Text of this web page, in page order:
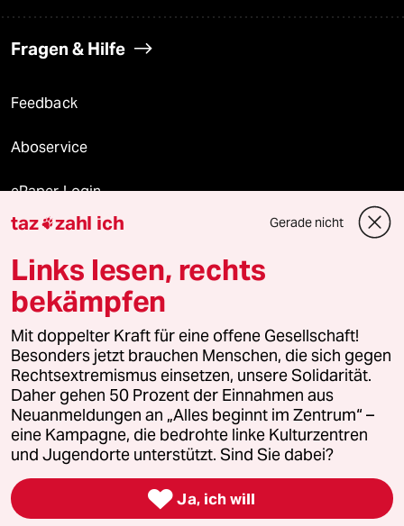
Fragen & Hilfe
Feedback
Aboservice
ePaper Login
Downloads für Abonnierende
© 2026 taz Verlags und Vertriebs GmbH
Alle Rechte vorbehalten. Bei rechtlichen Fragen oder für Genehmigungen
wenden Sie sich bitte an
lizenzen@taz.de
Feedback Redaktionsstatut Kommune-Richtlinien
Leitlinie Informant Datenschutz Impressum AGB
Seitenwende Einwilligungen widerrufen (Ads)
taz zahl ich Gerade nicht
Links lesen, rechts
bekämpfen
Mit doppelter Kraft für eine offene Gesellschaft!
Besonders jetzt brauchen Menschen, die sich gegen
Rechtsextremismus einsetzen, unsere Solidarität.
Daher gehen 50 Prozent der Einnahmen aus
Neuanmeldungen an „Alles beginnt im Zentrum“ –
eine Kampagne, die bedrohte linke Kulturzentren
und Jugendorte unterstützt. Sind Sie dabei?
 Ja, ich will